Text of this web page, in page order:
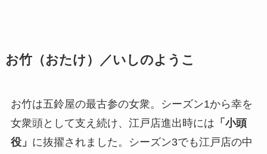
お竹（おたけ）／いしのようこ
お竹は五鈴屋の最古参の女衆。シーズン1から幸を
女衆頭として支え続け、江戸店進出時には 「小頭
役」 に抜擢されました。シーズン3でも江戸店の中